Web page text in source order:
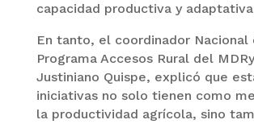
capacidad productiva y
En tanto, el coordinador Nacional
Programa Accesos Rural del
Justiniano Quispe, explicó que
iniciativas no solo tienen como
la productividad agrícola, sino